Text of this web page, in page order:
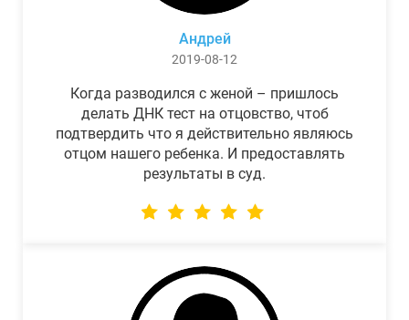
Андрей
2019-08-12
Когда разводился с женой – пришлось
делать ДНК тест на отцовство, чтоб
подтвердить что я действительно являюсь
отцом нашего ребенка. И предоставлять
результаты в суд.